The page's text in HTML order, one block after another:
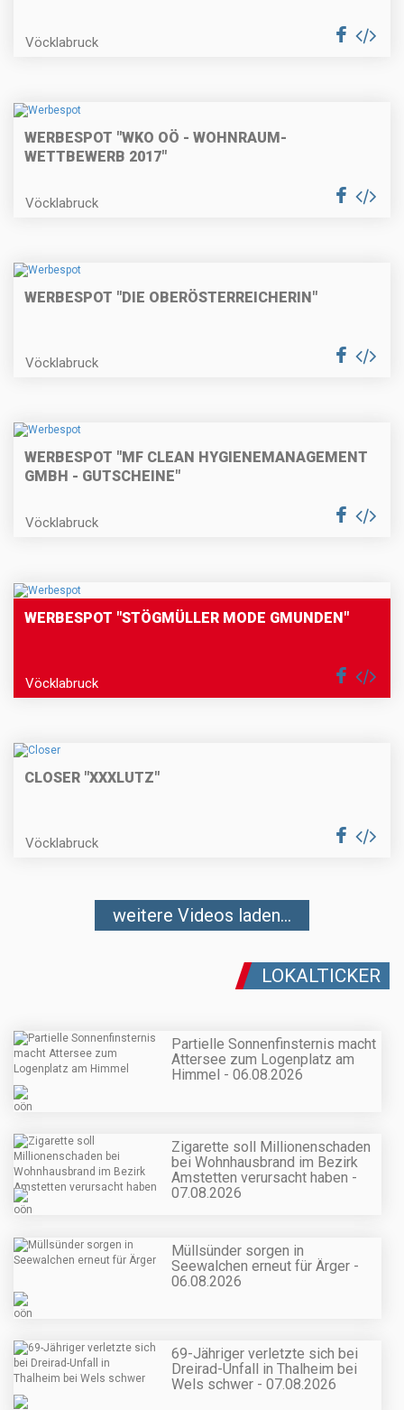
Vöcklabruck
WERBESPOT "WKO OÖ - WOHNRAUM-
WETTBEWERB 2017"
Vöcklabruck
WERBESPOT "DIE OBERÖSTERREICHERIN"
Vöcklabruck
WERBESPOT "MF CLEAN HYGIENEMANAGEMENT
GMBH - GUTSCHEINE"
Vöcklabruck
WERBESPOT "STÖGMÜLLER MODE GMUNDEN"
Vöcklabruck
CLOSER "XXXLUTZ"
Vöcklabruck
weitere Videos laden...
LOKALTICKER
Partielle Sonnenfinsternis macht
Attersee zum Logenplatz am
Himmel - 06.08.2026
Zigarette soll Millionenschaden
bei Wohnhausbrand im Bezirk
Amstetten verursacht haben -
07.08.2026
Müllsünder sorgen in
Seewalchen erneut für Ärger -
06.08.2026
69-Jähriger verletzte sich bei
Dreirad-Unfall in Thalheim bei
Wels schwer - 07.08.2026